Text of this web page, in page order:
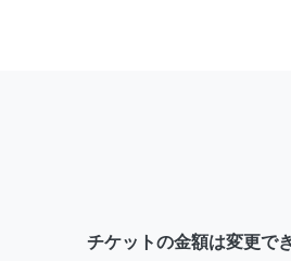
チケットの金額は変更で